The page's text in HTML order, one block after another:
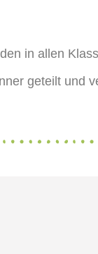
in allen
geteilt und